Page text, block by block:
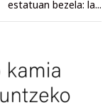
estatuan bezela: la...